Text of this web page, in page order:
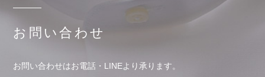
お問い合わせ
お問い合わせはお電話・LINEより承ります。